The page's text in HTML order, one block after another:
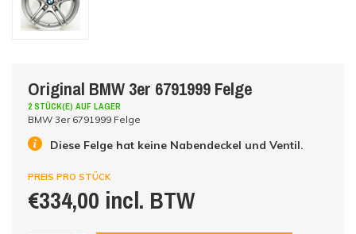
Original BMW 3er 6791999 Felge
2 STÜCK(E) AUF LAGER
BMW 3er 6791999 Felge
Diese Felge hat keine Nabendeckel und Ventil.
PREIS PRO STÜCK
€334,00 incl. BTW